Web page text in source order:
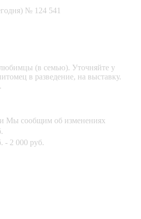
№ 124 541
любимцы (в семью). Уточняйте у
в разведение, на выставку.
Мы сообщим об изменениях
- 2 000 руб.